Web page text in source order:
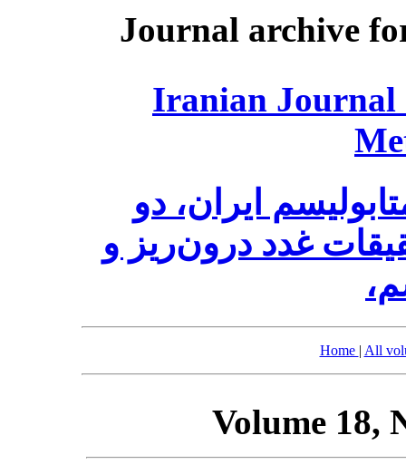
Journal archive
Iranian Journal
ایران، دو
غدد درون‌ریز و
Home | All
Volume 18,